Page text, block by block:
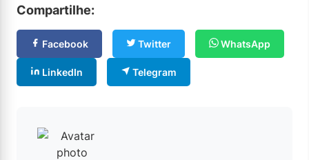
Compartilhe:
Facebook Twitter WhatsApp
LinkedIn Telegram